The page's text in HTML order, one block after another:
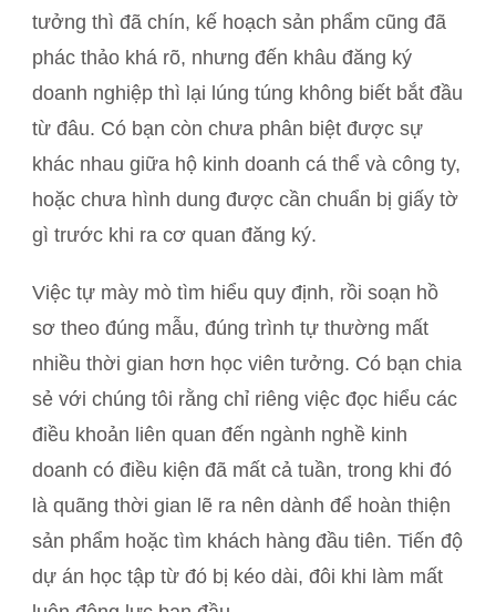
tưởng thì đã chín, kế hoạch sản phẩm cũng đã
phác thảo khá rõ, nhưng đến khâu đăng ký
doanh nghiệp thì lại lúng túng không biết bắt đầu
từ đâu. Có bạn còn chưa phân biệt được sự
khác nhau giữa hộ kinh doanh cá thể và công ty,
hoặc chưa hình dung được cần chuẩn bị giấy tờ
gì trước khi ra cơ quan đăng ký.
Việc tự mày mò tìm hiểu quy định, rồi soạn hồ
sơ theo đúng mẫu, đúng trình tự thường mất
nhiều thời gian hơn học viên tưởng. Có bạn chia
sẻ với chúng tôi rằng chỉ riêng việc đọc hiểu các
điều khoản liên quan đến ngành nghề kinh
doanh có điều kiện đã mất cả tuần, trong khi đó
là quãng thời gian lẽ ra nên dành để hoàn thiện
sản phẩm hoặc tìm khách hàng đầu tiên. Tiến độ
dự án học tập từ đó bị kéo dài, đôi khi làm mất